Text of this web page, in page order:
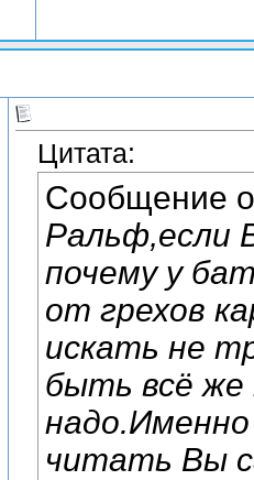
Цитата:
Сообщение
Ральф,если
почему у
от грехов
искать не
быть всё же
читать Вы